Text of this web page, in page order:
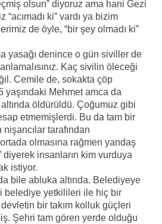
olsun” diyoruz ama hani Gezi
“acımadı ki” vardı ya bizim
de öyle, “bir şey olmadı ki”
yasağı denince o gün siviller de
Kaç sivilin öleceği
Cemile de, sokakta çöp
yaşındaki Mehmet amca da
altında öldürüldü. Çoğumuz gibi
etmemişlerdi. Bu da tam bir
tarafından
olmasına rağmen yandaş
diyerek insanların kim vurduya
istiyor.
bile abluka altında. Belediyeye
belediye yetkilileri ile hiç bir
bir takım kolluk güçleri
Şehri tam gören yerde olduğu